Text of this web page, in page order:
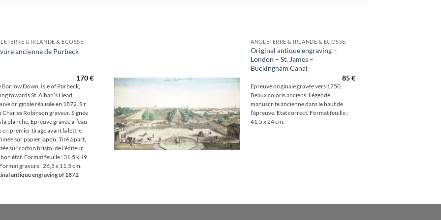
& IRLANDE & ECOSSE
ancienne de Purbeck
170€
Barrow Down, Isle of Purbeck,
towards St. Alban’s Head.
originale réalisée en 1872. Sir
Charles Robinson graveur. Signée
la planche. Epreuve gravée à l’eau-
en premier tirage avant la lettre
sur papier japon. Tiré à part,
sur carton bristol de l’éditeur.
bon état. Format feuille : 31,5 x 19
gravure : 26,5 x 11,5 cm.
antique engraving of 1872
ANGLETERRE & IRLANDE & ECOSSE
Original antique engraving –
London – St. James –
Buckingham Canal
85€
Epreuve originale gravée vers 1750.
Beaux coloris anciens. Légende
manuscrite ancienne dans le haut de
l’épreuve. Etat correct. Format feuille :
41,5 x 24 cm.